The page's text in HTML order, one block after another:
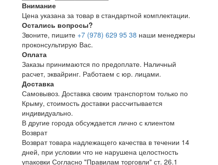
Внимание
Цена указана за товар в стандартной комплектации.
Остались вопросы?
Звоните, пишите +7 (978) 629 95 38 наши менеджеры
проконсультирую Вас.
Оплата
Заказы принимаются по предоплате. Наличный
расчет, эквайринг. Работаем с юр. лицами.
Доставка
Самовывоз. Доставка своим транспортом только по
Крыму, стоимость доставки рассчитывается
индивидуально.
В другие города обсуждается лично с клиентом
Возврат
Возврат товара надлежащего качества в течении 14
дней, при условии что не нарушена целостность
упаковки Согласно "Правилам торговли" ст. 26.1